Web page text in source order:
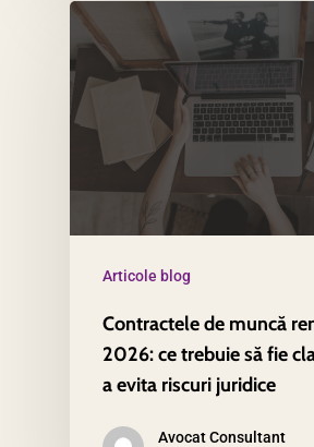
Articole blog
Contractele de muncă
2026: ce trebuie să fie
a evita riscuri juridice
Avocat Consultant